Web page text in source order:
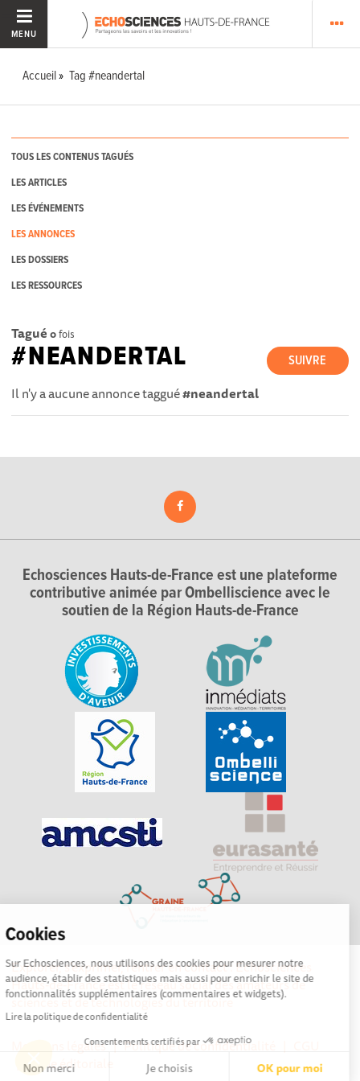
Cookies
Sur Echosciences, nous utilisons des cookies pour mesurer notre
audience, établir des statistiques mais aussi pour enrichir le site de
fonctionnalités supplémentaires (commentaires et widgets).
Lire la politique de confidentialité
Consentements certifiés par
Non merci Je choisis OK pour moi
MENU
Accueil Tag #neandertal
TOUS LES CONTENUS TAGUÉS
LES ARTICLES
LES ÉVÉNEMENTS
LES ANNONCES
LES DOSSIERS
LES RESSOURCES
Tagué 0fois
SUIVRE
#NEANDERTAL
Il n'y a aucune annonce taggué#neandertal
Echosciences Hauts-de-France est une plateforme
contributive animée par Ombelliscience avec le
soutien de la Région Hauts-de-France
Explorer, s’exprimer, rentrer en contact : Echosciences
Hauts-de-France est le réseau social des amateurs de
sciences et de technologies du territoire
Mentions légales|Politique de confidentialité
|Ligne éditoriale